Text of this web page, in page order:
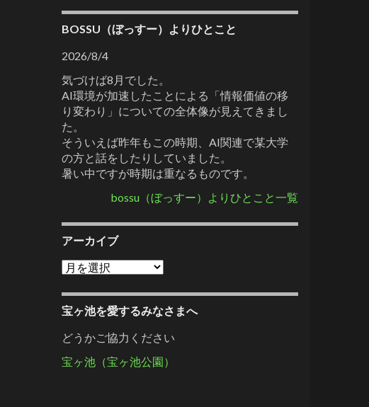
BOSSU（ぼっすー）よりひとこと
2026/8/4
気づけば8月でした。
AI環境が加速したことによる「情報価値の移
り変わり」についての全体像が見えてきまし
た。
そういえば昨年もこの時期、AI関連で某大学
の方と話をしたりしていました。
暑い中ですが時期は重なるものです。
bossu（ぼっすー）よりひとこと一覧
アーカイブ
アーカイブ
宝ヶ池を愛するみなさまへ
どうかご協力ください
宝ヶ池（宝ヶ池公園）